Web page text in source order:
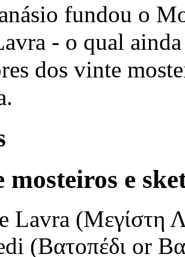
fundou o
- o qual
dos vinte
e
Lavra (Μεγίστη
(Βατοπέδι or